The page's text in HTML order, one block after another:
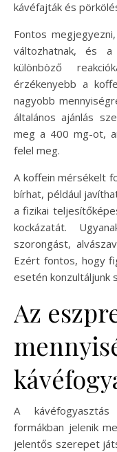
kávéfajták és
Fontos
változhatnak, és a
különböző
érzékenyebb a
nagyobb
általános ajánlás
meg a 400 mg-ot,
felel meg.
A koffein mérsékelt
bírhat, például
a fizikai
kockázatát.
szorongást,
Ezért fontos, hogy
esetén konzultáljunk
Az
A
formákban jelenik
jelentős szerepet